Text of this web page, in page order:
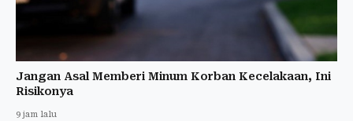
Jangan Asal Memberi Minum Korban Kecelakaan, Ini
Risikonya
9 jam lalu